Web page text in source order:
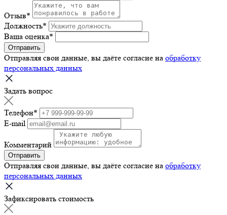
Отзыв*
Должность*
Ваша оценка*
Отправить
Отправляя свои данные, вы даёте согласие на обработку
персональных данных
Задать вопрос
Телефон*
E-mail
Комментарий
Отправить
Отправляя свои данные, вы даёте согласие на обработку
персональных данных
Зафиксировать стоимость